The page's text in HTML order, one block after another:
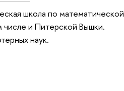
школа по математической
числе и Питерской Вышки.
наук.